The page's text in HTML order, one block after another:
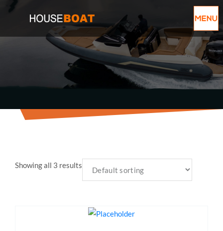
Showing all 3 results